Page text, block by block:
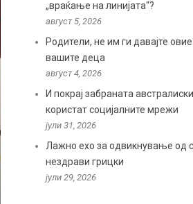
„враќање на линијата“?
август 5, 2026
Родители, не им ги давајте
вашите деца
август 4, 2026
И покрај забраната
користат социјалните мрежи
јули 31, 2026
Лажно ехо за одвикнување од
нездрави грицки
јули 29, 2026